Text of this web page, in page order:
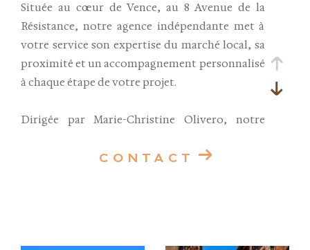
Située au cœur de Vence, au 8 Avenue de la
Résistance, notre agence indépendante met à
votre service son expertise du marché local, sa
proximité et un accompagnement personnalisé
à chaque étape de votre projet.
Dirigée par Marie-Christine Olivero, notre
disponibilité et bonne humeur pour vous
CONTACT